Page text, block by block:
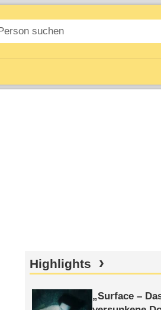
Highlights
Surface –